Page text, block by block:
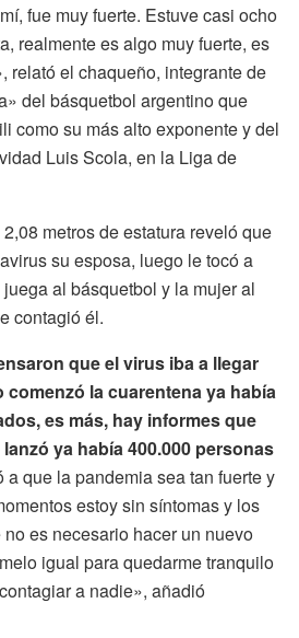
fue muy fuerte. Estuve casi ocho
realmente es algo muy fuerte, es
relató el chaqueño, integrante de
del básquetbol argentino que
como su más alto exponente y del
Luis Scola, en la Liga de
metros de estatura reveló que
su esposa, luego le tocó a
al básquetbol y la mujer al
contagió él.
que el virus iba a llegar
comenzó la cuarentena ya había
es más, hay informes que
ya había 400.000 personas
a que la pandemia sea tan fuerte y
estoy sin síntomas y los
es necesario hacer un nuevo
igual para quedarme tranquilo
a nadie», añadió